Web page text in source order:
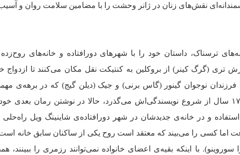
نقش‌های زنان در ژانر وحشت را با مضامین سلامت روان و
ترسناک، داستان خود را با شهرهای دورافتاده و خانه‌های روح‌زده
(گرگ کینر) از بروکلین به کنتیکت نقل مکان می‌کنند تا ازدواج
فرزندان نوجوان گینور (گاس برنی) و جیک (دیلن گیج) که در برهه‌ی
زندگی‌اشان هستند. همزمان، پت که ۱۷ سال از شروع نویسندگی‌اش می‌گذرد، حالا در نوشتن رمان بعدی
و در خانه‌ی جدیدشان در شهر دورافتاده‌ی شاینینگ ویل راه‌حلی
اما کسی را می‌بیند که معتقد است روح یکی از ساکنان سابق خانه
سوروینو). با اینکه بقیه‌ی اعضای خانواده نمی‌توانند رزمری را ببینند،